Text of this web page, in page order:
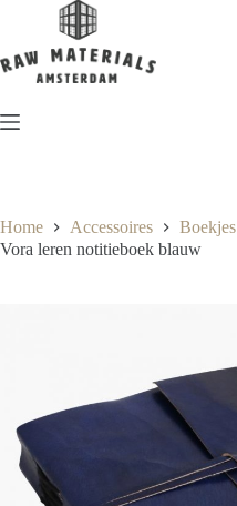
Home Accessoires
Boekjes
Vora leren notitieboek blauw